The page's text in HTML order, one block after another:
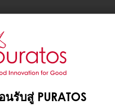
รับสู่ PURATOS